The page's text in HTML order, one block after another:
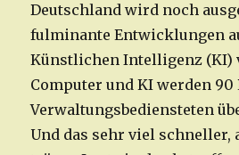
Deutschland wird noch
fulminante Entwicklungen
Künstlichen Intelligenz (KI)
Computer und KI werden 90
Verwaltungsbediensteten
Und das sehr viel schneller,